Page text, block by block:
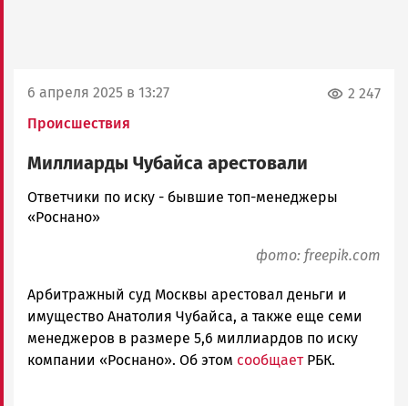
6 апреля 2025 в 13:27
Происшествия
2 247
Миллиарды Чубайса арестовали
Ольга
Гаврилова
Карелии
|
Петрозаводск
ГОВОРИТ
Ответчики по иску - бывшие топ-менеджеры
«Роснано»
фото: freepik.com
Арбитражный суд Москвы арестовал деньги и
имущество Анатолия Чубайса, а также еще семи
менеджеров в размере 5,6 миллиардов по иску
компании «Роснано». Об этом сообщаетРБК.